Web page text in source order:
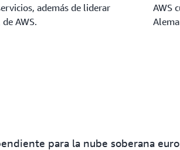
además de liderar
AWS.
AWS
para la nube soberana